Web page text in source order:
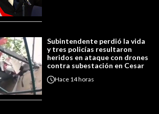
Subintendente perdió la vida
y tres policías resultaron
heridos en ataque con drones
contra subestación en Cesar
Hace 14 horas